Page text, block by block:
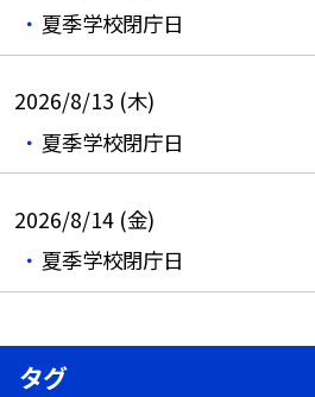
夏季学校閉庁日
2026/8/13 (木)
夏季学校閉庁日
2026/8/14 (金)
夏季学校閉庁日
タグ